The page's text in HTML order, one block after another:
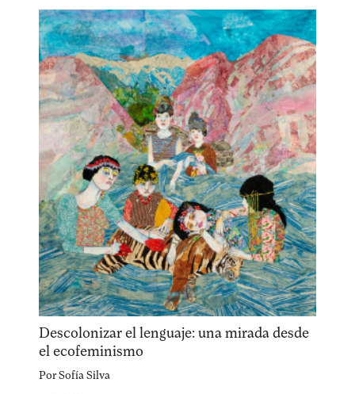
Descolonizar el lenguaje: una mirada desde
el ecofeminismo
PorSofía Silva